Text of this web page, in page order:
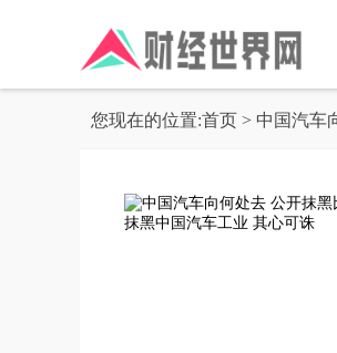
您现在的位置:首页 > 中国汽车